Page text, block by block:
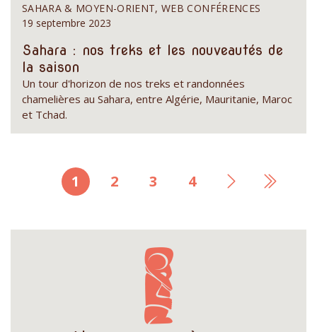
SAHARA & MOYEN-ORIENT, WEB CONFÉRENCES
19 septembre 2023
Sahara : nos treks et les nouveautés de
la saison
Un tour d'horizon de nos treks et randonnées
chamelières au Sahara, entre Algérie, Mauritanie, Maroc
et Tchad.
Page
1 Page
2 Page
3 Page
4
Page